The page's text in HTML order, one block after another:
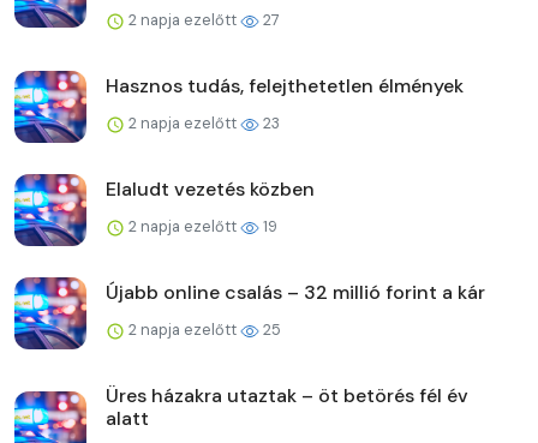
2 napja ezelőtt 27
Hasznos tudás, felejthetetlen élmények
2 napja ezelőtt 23
Elaludt vezetés közben
2 napja ezelőtt 19
Újabb online csalás – 32 millió forint a kár
2 napja ezelőtt 25
Üres házakra utaztak – öt betörés fél év
alatt